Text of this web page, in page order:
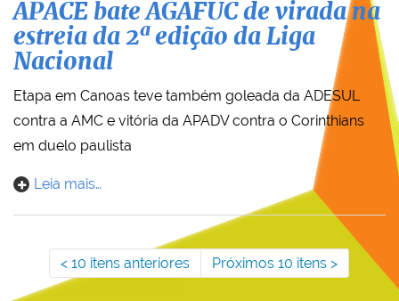
APACE bate AGAFUC de virada na
estreia da 2ª edição da Liga
Nacional
Etapa em Canoas teve também goleada da ADESUL
contra a AMC e vitória da APADV contra o Corinthians
em duelo paulista
Leia mais…
10 itens anteriores Próximos 10 itens